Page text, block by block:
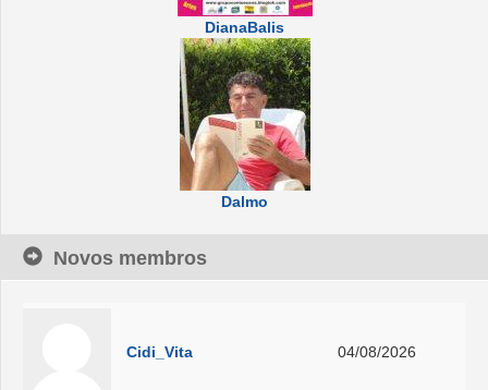
DianaBalis
Dalmo
Novos membros
Cidi_Vita 04/08/2026